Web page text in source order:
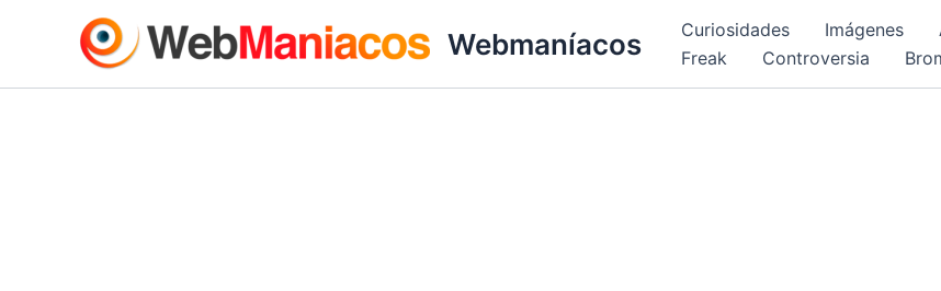
Webmaníacos Curiosidades Imágenes
Freak
Controversia